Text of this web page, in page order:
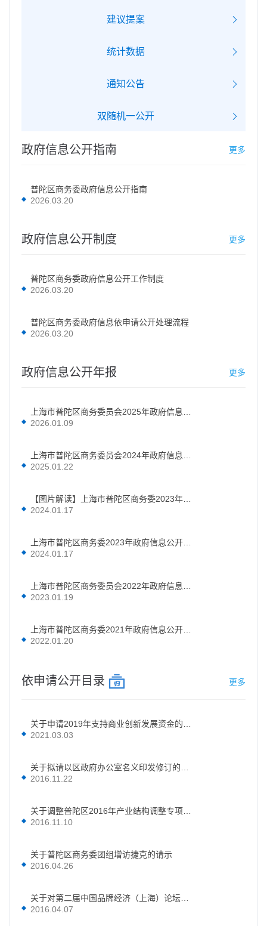
建议提案
统计数据
通知公告
双随机一公开
政府信息公开指南 更多
普陀区商务委政府信息公开指南
2026.03.20
政府信息公开制度 更多
普陀区商务委政府信息公开工作制度
2026.03.20
普陀区商务委政府信息依申请公开处理流程
2026.03.20
政府信息公开年报 更多
2026.01.09
2025.01.22
2024.01.17
2024.01.17
2023.01.19
2022.01.20
依申请公开目录 更多
2021.03.03
2016.11.22
2016.11.10
关于普陀区商务委团组增访捷克的请示
2016.04.26
2016.04.07